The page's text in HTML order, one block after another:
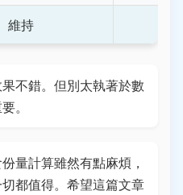
維持
不錯。但別太執著於數
。
量計算雖然有點麻煩，
都值得。希望這篇文章